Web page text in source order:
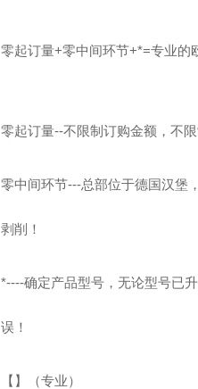
零起订量+零中间环节+*=专业的
零起订量--不限制订购金额，不
零中间环节---总部位于德国汉堡
剥削！
*----确定产品型号，无论型号已
误！
【】（专业）